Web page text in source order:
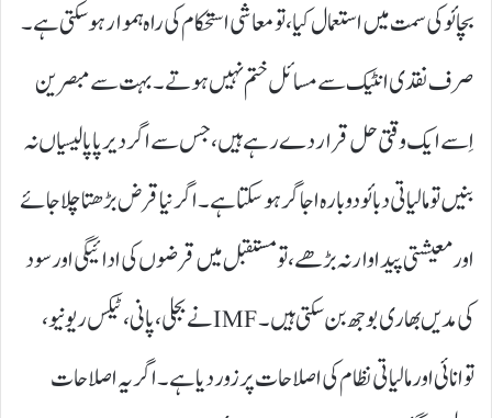
بچائو کی سمت میں استعمال کیا، تو معاشی استحکام کی راہ ہموار ہوسکتی ہے۔
صرف نقدی انٹیک سے مسائل ختم نہیں ہوتے۔ بہت سے مبصرین
اِسے ایک وقتی حل قرار دے رہے ہیں، جس سے اگر دیرپا پالیسیاں نہ
بنیں تو مالیاتی دبائو دوبارہ اجاگر ہوسکتا ہے۔ اگر نیا قرض بڑھتا چلا جائے
اور معیشتی پیداوار نہ بڑھے، تو مستقبل میں قرضوں کی ادائیگی اور سود
کی مدیں بھاری بوجھ بن سکتی ہیں۔ IMFنے بجلی، پانی، ٹیکس ریونیو،
توانائی اور مالیاتی نظام کی اصلاحات پر زور دیا ہے۔ اگر یہ اصلاحات